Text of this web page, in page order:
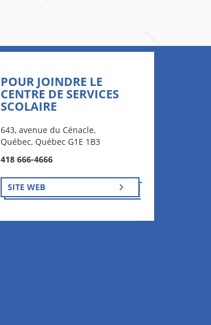
POUR JOINDRE LE
CENTRE DE SERVICES
SCOLAIRE
643, avenue du Cénacle,
Québec, Québec G1E 1B3
418 666-4666
SITE WEB